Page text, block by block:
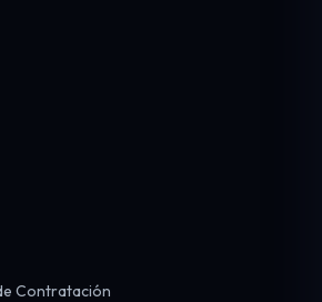
Contratación